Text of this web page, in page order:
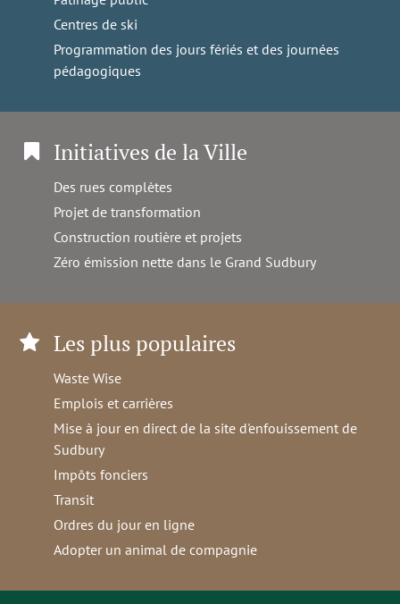
Centres de ski
Programmation des jours fériés et des journées
pédagogiques
Initiatives de la Ville
Des rues complètes
Projet de transformation
Construction routière et projets
Zéro émission nette dans le Grand Sudbury
Les plus populaires
Waste Wise
Emplois et carrières
Mise à jour en direct de la site d'enfouissement de
Sudbury
Impôts fonciers
Transit
Ordres du jour en ligne
Adopter un animal de compagnie